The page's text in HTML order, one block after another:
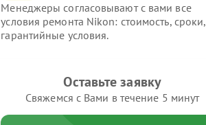
Менеджеры согласовывают с вами все
условия ремонта Nikon: стоимость, сроки,
гарантийные условия.
Оставьте заявку
Свяжемся с Вами в течение 5 минут